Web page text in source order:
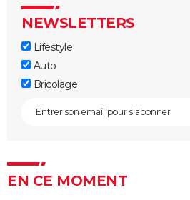
NEWSLETTERS
Lifestyle
Auto
Bricolage
EN CE MOMENT